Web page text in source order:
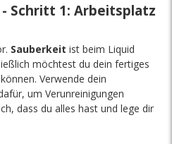
Schritt 1: Arbeitsplatz
Sauberkeit ist beim Liquid
möchtest du dein fertiges
Verwende dein
um Verunreinigungen
dass du alles hast und lege dir